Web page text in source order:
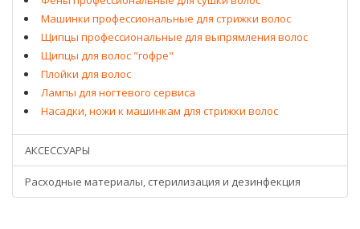
Машинки профессиональные для стрижки волос
Щипцы профессиональные для выпрямления волос
Щипцы для волос "гофре"
Плойки для волос
Лампы для ногтевого сервиса
Насадки, ножи к машинкам для стрижки волос
АКСЕССУАРЫ
Расходные материалы, стерилизация и дезинфекция